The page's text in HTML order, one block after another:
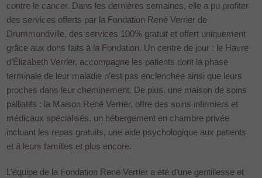
contre le cancer. Dans les dernières semaines, elle a pu profiter
des services offerts par la Fondation René Verrier de
Drummondville, des services 100% gratuit et offert uniquement
grâce aux dons faits à la Fondation. Un centre de jour : le Havre
d’Élizabeth Verrier, accompagne les patients dont la phase
terminale de leur maladie n’est pas enclenchée ainsi que leurs
proches dans leur cheminement. De plus, une maison de soins
palliatifs : la Maison René Verrier, offre des soins infirmiers et
médicaux spécialisés, un hébergement en chambre privée
incluant les repas gratuits, une aide psychologique aux patients
et à leurs familles et plus encore.
L’équipe de la Fondation René Verrier a été d’une gentillesse et